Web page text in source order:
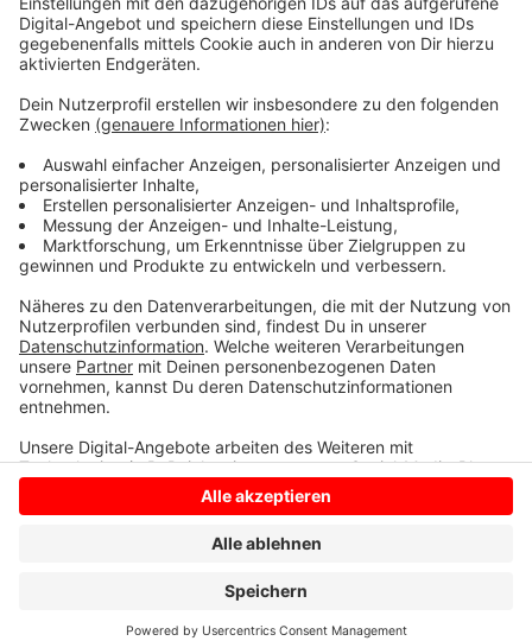
Länder hatten sich heute auf eine Obergrenze für
Neuinfektionen geeinigt: Solange die Zahl der
Neuinfektionen unter 50 pro 100 000 Einwohner in
einer Woche liegt, gelten die beschlossenen
Lockerungen auch weiterhin. Sollte ein Landkreis
darüber liegen, muss er zu strengeren Regeln
zurückkehren.
Anzeige
Anzeige